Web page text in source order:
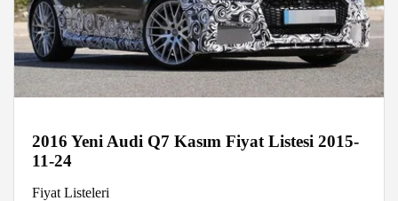
2016 Yeni Audi Q7 Kasım Fiyat Listesi 2015-
11-24
Fiyat Listeleri